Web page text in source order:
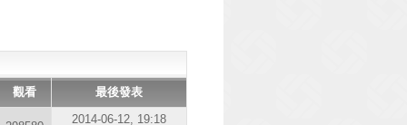
觀看 最後發表
2014-06-12, 19:18